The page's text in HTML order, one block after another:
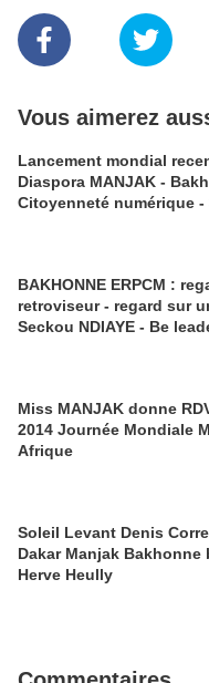
Vous aimerez
Lancement mondial
Diaspora MANJAK -
Citoyenneté numérique -
BAKHONNE ERPCM :
retroviseur - regard sur
Seckou NDIAYE - Be
Miss MANJAK donne
2014 Journée Mondiale
Afrique
Soleil Levant Denis
Dakar Manjak Bakhonne
Herve Heully